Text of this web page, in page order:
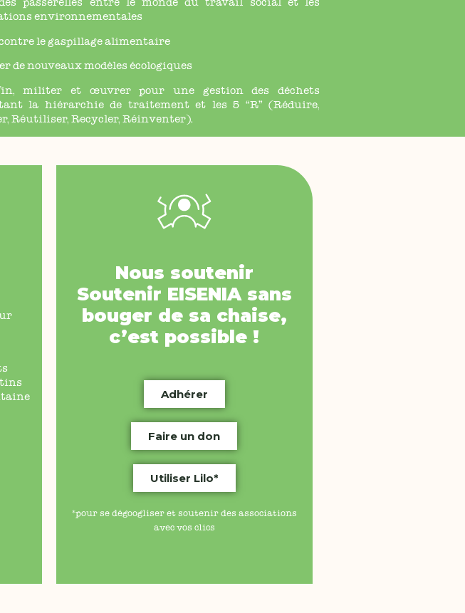
passerelles entre le monde du travail social et les
environnementales
le gaspillage alimentaire
de nouveaux modèles écologiques
militer et œuvrer pour une gestion des déchets
la hiérarchie de traitement et les 5 “R” (Réduire,
Réutiliser, Recycler, Réinventer).
Nous soutenir
Soutenir EISENIAsans
bouger de sa chaise,
c’est possible !
Adhérer
Faire un don
Utiliser Lilo*
*pour se dégoogliser et soutenir des associations
avec vos clics